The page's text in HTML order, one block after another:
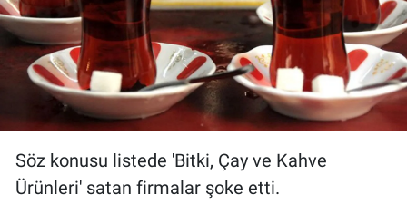
Söz konusu listede 'Bitki, Çay ve Kahve
Ürünleri' satan firmalar şoke etti.
Popüler
Programlar
Sağlık
Spor
Teknoloji